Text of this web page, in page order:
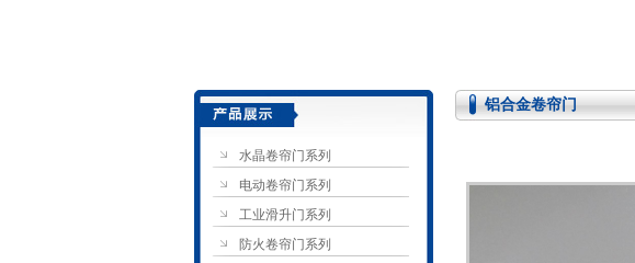
水晶卷帘门系列
电动卷帘门系列
工业滑升门系列
防火卷帘门系列
铝合金卷帘门